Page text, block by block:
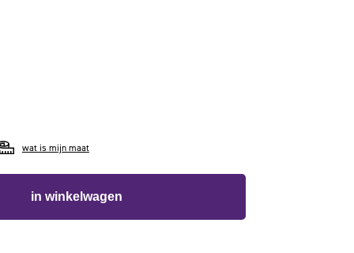
wat is mijn maat
in winkelwagen